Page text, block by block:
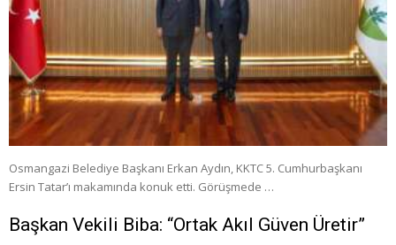
Osmangazi Belediye Başkanı Erkan Aydın, KKTC 5. Cumhurbaşkanı
Ersin Tatar’ı makamında konuk etti. Görüşmede …
Başkan Vekili Biba: “Ortak Akıl Güven Üretir”